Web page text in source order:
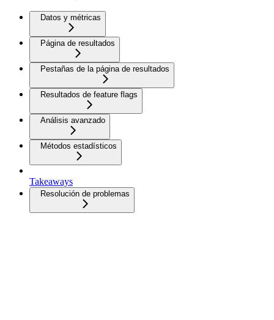
Datos y métricas
Página de resultados
Pestañas de la página de resultados
Resultados de feature flags
Análisis avanzado
Métodos estadísticos
Takeaways
Resolución de problemas